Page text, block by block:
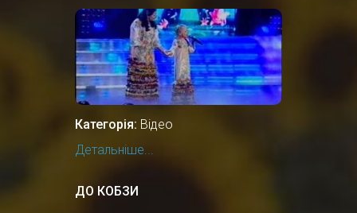
Категорія: Відео
Детальніше...
ДО КОБЗИ